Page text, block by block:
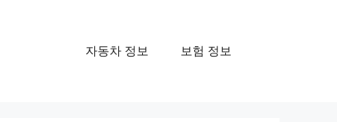
자동차 정보 보험 정보